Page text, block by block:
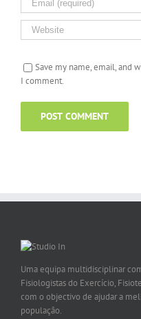
Save my name, email, and
I comment.
Uma equipa multidisciplinar
Fisiologistas do Exercício,
com o objectivo de ajudar a
população.